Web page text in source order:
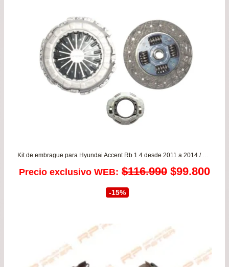
Kit de embrague para Hyundai Accent Rb 1.4 desde 2011 a 2014 / Hyundai Accent Rb 1.6 desde 2011 a 2022 Bencinero VALEO
Precio exclusivo WEB: $116.990 El
era:
$116.990.
$99.800El
-15%